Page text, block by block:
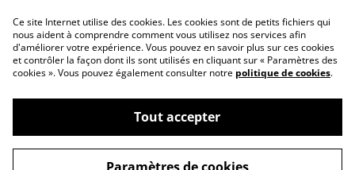
confidentialité
©2026
Bougies artisanales & bouquet de fleurs en
cire
Ce site Internet utilise des cookies. Les cookies sont de petits fichiers qui
nous aident à comprendre comment vous utilisez nos services afin
d'améliorer votre expérience. Vous pouvez en savoir plus sur ces cookies
et contrôler la façon dont ils sont utilisés en cliquant sur « Paramètres des
cookies ». Vous pouvez également consulter notre politique de cookies.
Tout accepter